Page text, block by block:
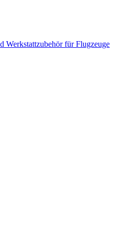
Werkstattzubehör für Flugzeuge